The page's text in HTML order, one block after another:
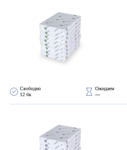
Свободно
12 бк
Ожидаем
—